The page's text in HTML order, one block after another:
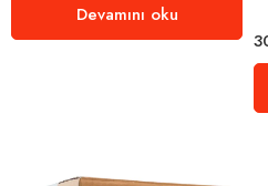
Devamını oku